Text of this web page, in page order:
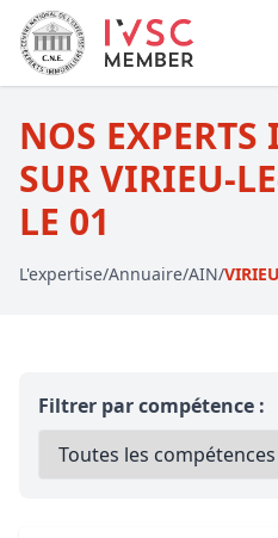
NOS
SUR VIRIEU-
LE 01
L'expertise/Annuaire/AIN/
Filtrer par compétence :